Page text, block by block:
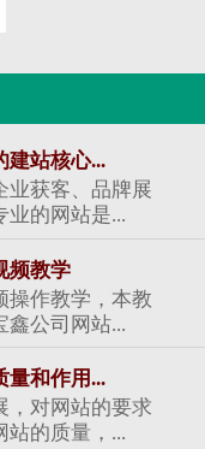
建站核心...
业获客、品牌展
业的网站是...
频教学
操作教学，本教
鑫公司网站...
量和作用...
，对网站的要求
站的质量，...